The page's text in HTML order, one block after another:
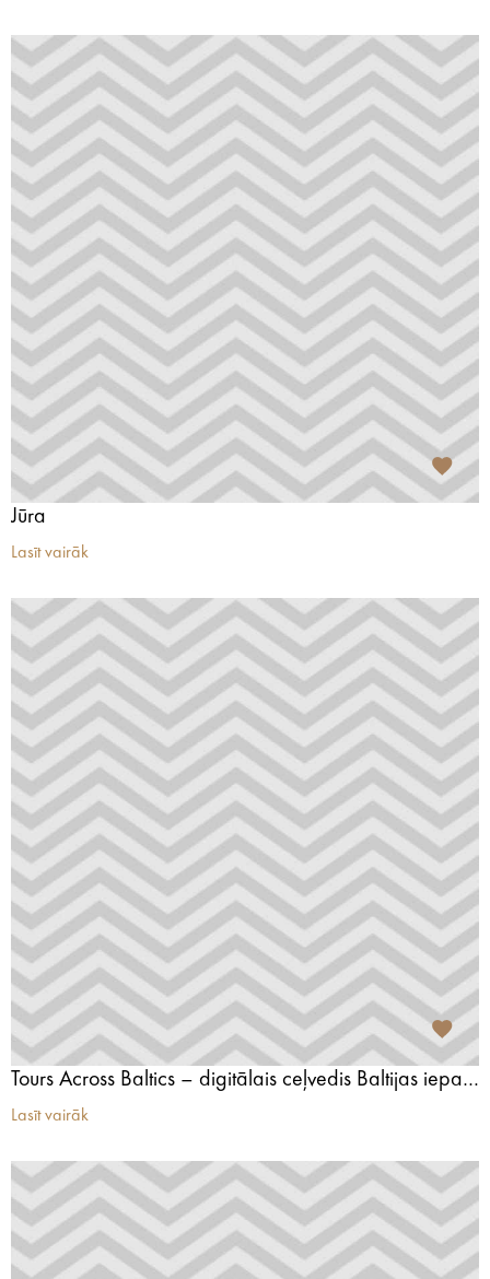
Jūra
Lasīt vairāk
Tours Across Baltics – digitālais ceļvedis Baltijas iepazīšanai
Lasīt vairāk